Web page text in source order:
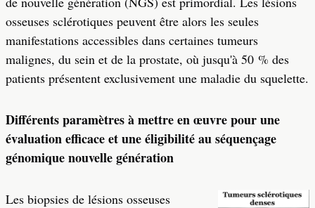
osseuses sclérotiques peuvent être alors les seules
manifestations accessibles dans certaines tumeurs
malignes, du sein et de la prostate, où jusqu'à 50 % des
patients présentent exclusivement une maladie du squelette.
Différents paramètres à mettre en œuvre pour une
évaluation efficace et une éligibilité au séquençage
génomique nouvelle génération
Les biopsies de lésions osseuses